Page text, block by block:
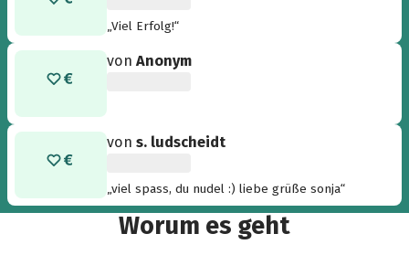
„Viel Erfolg!“
vonAnonym
vons. ludscheidt
„viel spass, du nudel :) liebe grüße sonja“
Worum es geht